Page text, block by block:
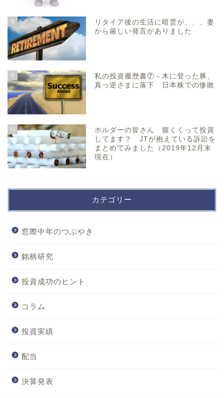
8
リタイア後の生活に暗雲が、、、妻
から厳しい発言がありました
9
私の投資履歴書⑦－木に登った豚、
真っ逆さまに落下 日本株での惨敗
10
ホルダーの皆さん 腹くくって投資
してます？ JTが抱えている訴訟を
まとめてみました（2019年12月末
現在）
カテゴリー
窓際中年のつぶやき
銘柄研究
投資成功のヒント
コラム
投資実績
配当
決算発表